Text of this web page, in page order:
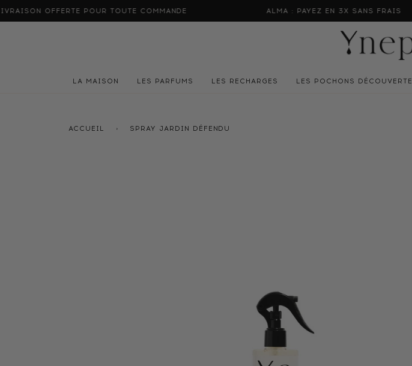
Passer
au
POUR TOUTE COMMANDE ALMA : PAYEZ EN 3X SANS FRAIS
LA MAISON LES PARFUMS LES RECHARGES LES POCHONS DÉCOUVERTE
ACCUEIL › SPRAY JARDIN DÉFENDU